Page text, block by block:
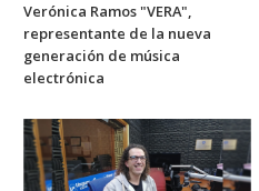
Verónica Ramos "VERA",
representante de la nueva
generación de música
electrónica